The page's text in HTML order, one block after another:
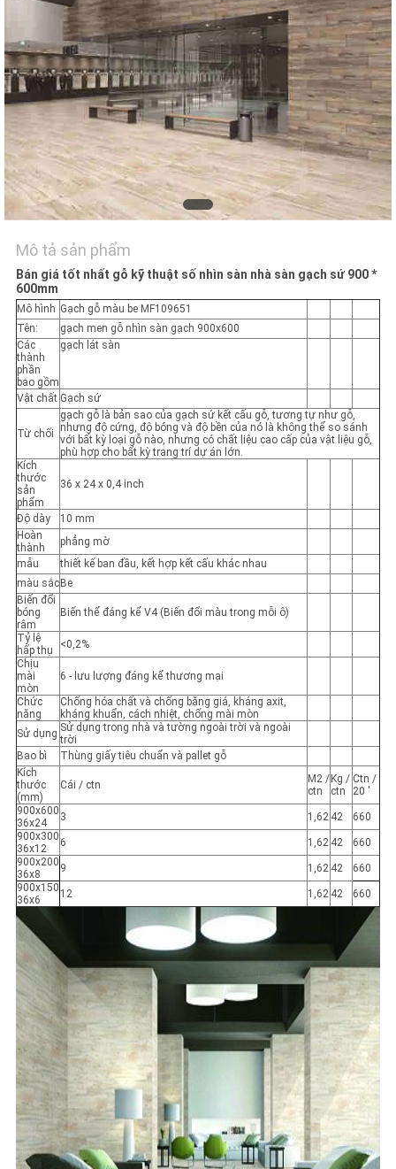
CHÚNG
TÔI
YÊU
CẦU
ĐẶT
GIÁ
SƠ
ĐỒ
TRANG
WEB
CHÍNH
SÁCH
BẢO
MẬT
Mô tả sản phẩm
Bán giá tốt nhất gỗ kỹ thuật số nhìn sàn nhà sàn gạch sứ 900 *
600mm
Mô hình Gạch gỗ màu be MF109651
Tên:
gạch men gỗ nhìn sàn gạch 900x600
Các
thành
phần
bao gồm
gạch lát sàn
Vật chất Gạch sứ
Từ chối
gạch gỗ là bản sao của gạch sứ kết cấu gỗ, tương tự như gỗ,
nhưng độ cứng, độ bóng và độ bền của nó là không thể so sánh
với bất kỳ loại gỗ nào, nhưng có chất liệu cao cấp của vật liệu gỗ,
phù hợp cho bất kỳ trang trí dự án lớn.
Kích
thước
sản
phẩm
36 x 24 x 0,4 inch
Độ dày
10 mm
Hoàn
thành
phẳng mờ
mẫu
thiết kế ban đầu, kết hợp kết cấu khác nhau
màu sắc Be
Biến đổi
bóng
râm
Biến thể đáng kể V4 (Biến đổi màu trong mỗi ô)
Tỷ lệ
hấp thụ
<0,2%
Chịu
mài
mòn
6 - lưu lượng đáng kể thương mại
Chức
năng
Chống hóa chất và chống băng giá, kháng axit,
kháng khuẩn, cách nhiệt, chống mài mòn
Sử dụng Sử dụng trong nhà và tường ngoài trời và ngoài
trời
Bao bì
Thùng giấy tiêu chuẩn và pallet gỗ
Kích
thước
(mm)
Cái / ctn
M2 /
ctn
Kg /
ctn
Ctn /
20 '
900x600
36x24
3 1,62 42
660
900x300
36x12
6 1,62 42
660
900x200
36x8
9 1,62 42
660
900x150
36x6
12 1,62 42 660